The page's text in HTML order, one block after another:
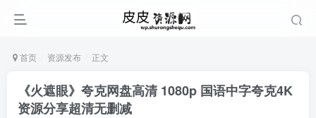
首页 资源发布 正文
《火遮眼》夸克网盘高清 1080p 国语中字夸克4K
资源分享超清无删减